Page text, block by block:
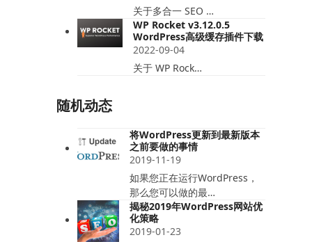
关于多合一 SEO …
WP Rocket v3.12.0.5
WordPress高级缓存插件下载
2022-09-04
关于 WP Rock…
随机动态
将WordPress更新到最新版本
之前要做的事情
2019-11-19
如果您正在运行WordPress，
那么您可以做的最…
揭秘2019年WordPress网站优
化策略
2019-01-23